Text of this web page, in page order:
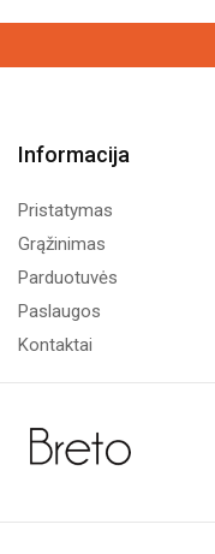
Informacija
Pristatymas
Grąžinimas
Parduotuvės
Paslaugos
Kontaktai